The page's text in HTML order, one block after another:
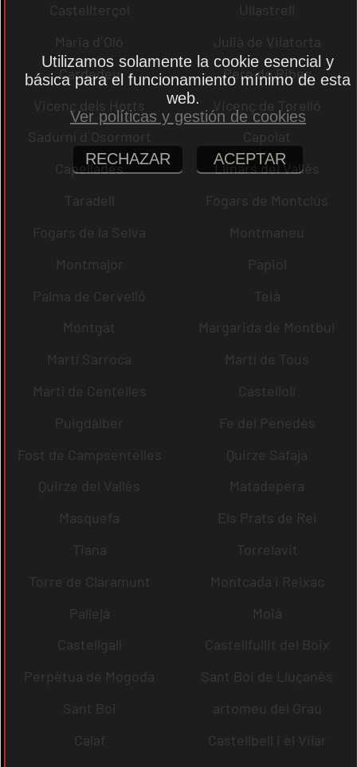
Castellterçol
Ullastrell
Maria d´Oló
Julià de Vilatorta
Cardedeu
Pere de Ribes
Vicenç dels Horts
Vicenç de Torelló
Sadurní d´Osormort
Capolat
Capellades
Llinars del Vallès
Taradell
Fogars de Montclús
Fogars de la Selva
Montmaneu
Montmajor
Papiol
Palma de Cervelló
Teià
Montgat
Margarida de Montbui
Martí Sarroca
Martí de Tous
Martí de Centelles
Castellolí
Puigdàlber
Fe del Penedès
Fost de Campsentelles
Quirze Safaja
Quirze del Vallès
Matadepera
Masquefa
Els Prats de Rei
Tiana
Torrelavit
Torre de Claramunt
Montcada i Reixac
Pallejà
Moià
Castellgalí
Castellfullit del Boix
Perpètua de Mogoda
Sant Boi de Lluçanès
Sant Boi
artomeu del Grau
Calaf
Castellbell i el Vilar
Utilizamos solamente la cookie esencial y
básica para el funcionamiento mínimo de esta
web.
Ver políticas y gestión de cookies
RECHAZAR ACEPTAR